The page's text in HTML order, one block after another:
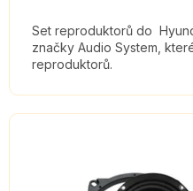
Set reproduktorů do
značky Audio System,
reproduktorů.